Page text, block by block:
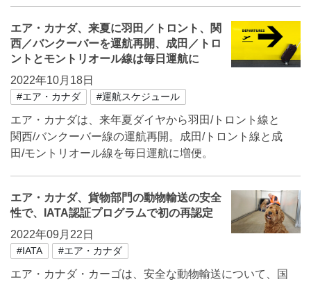
エア・カナダ、来夏に羽田／トロント、関
西／バンクーバーを運航再開、成田／トロ
ントとモントリオール線は毎日運航に
2022年10月18日
#エア・カナダ #運航スケジュール
エア・カナダは、来年夏ダイヤから羽田/トロント線と
関西/バンクーバー線の運航再開。成田/トロント線と成
田/モントリオール線を毎日運航に増便。
エア・カナダ、貨物部門の動物輸送の安全
性で、IATA認証プログラムで初の再認定
2022年09月22日
#IATA #エア・カナダ
エア・カナダ・カーゴは、安全な動物輸送について、国